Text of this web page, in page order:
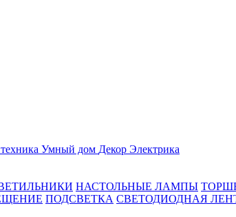
Умный дом Декор Электрика
НАСТОЛЬНЫЕ ЛАМПЫ
ПОДСВЕТКА СВЕТОДИОДНАЯ